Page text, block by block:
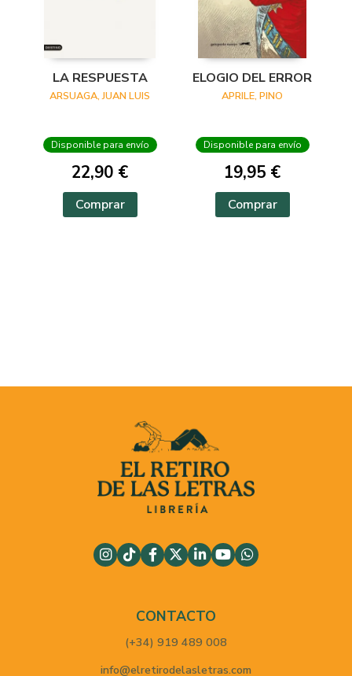
LA RESPUESTA
ARSUAGA, JUAN LUIS
Disponible para envío
22,90 €
Comprar
ELOGIO DEL ERROR
APRILE, PINO
Disponible para envío
19,95 €
Comprar
CONTACTO
(+34) 919 489 008
info@elretirodelasletras.com